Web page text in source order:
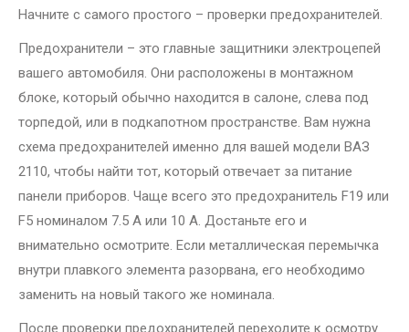
Начните с самого простого – проверки предохранителей.
Предохранители – это главные защитники электроцепей
вашего автомобиля. Они расположены в монтажном
блоке, который обычно находится в салоне, слева под
торпедой, или в подкапотном пространстве. Вам нужна
схема предохранителей именно для вашей модели ВАЗ
2110, чтобы найти тот, который отвечает за питание
панели приборов. Чаще всего это предохранитель F19 или
F5 номиналом 7.5 А или 10 А. Достаньте его и
внимательно осмотрите. Если металлическая перемычка
внутри плавкого элемента разорвана, его необходимо
заменить на новый такого же номинала.